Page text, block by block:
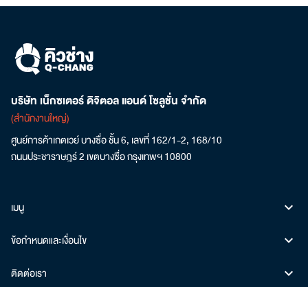
บริษัท เน็กซเตอร์ ดิจิตอล แอนด์ โซลูชั่น จำกัด
(สำนักงานใหญ่)
ศูนย์การค้าเกตเวย์ บางซื่อ ชั้น 6, เลขที่ 162/1-2, 168/10
ถนนประชาราษฎร์ 2 เขตบางซื่อ กรุงเทพฯ 10800
เมนู
ข้อกำหนดและเงื่อนไข
ติดต่อเรา